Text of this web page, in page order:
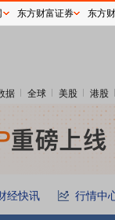
据 全球 美股 港股
经快讯 行情中
东方财富证券 东方